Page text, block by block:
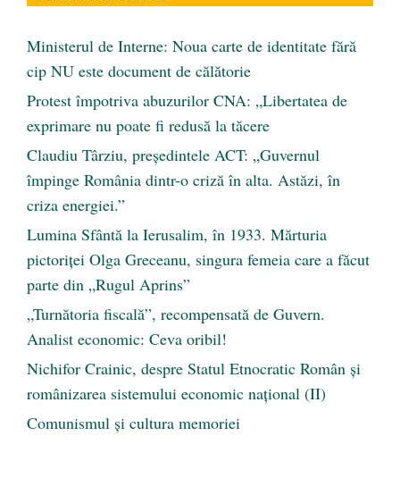
Ministerul de Interne: Noua carte de identitate fără
cip NU este document de călătorie
Protest împotriva abuzurilor CNA: „Libertatea de
exprimare nu poate fi redusă la tăcere
Claudiu Târziu, președintele ACT: „Guvernul
împinge România dintr-o criză în alta. Astăzi, în
criza energiei.”
Lumina Sfântă la Ierusalim, în 1933. Mărturia
pictoriței Olga Greceanu, singura femeia care a făcut
parte din „Rugul Aprins”
„Turnătoria fiscală”, recompensată de Guvern.
Analist economic: Ceva oribil!
Nichifor Crainic, despre Statul Etnocratic Român şi
românizarea sistemului economic naţional (II)
Comunismul şi cultura memoriei